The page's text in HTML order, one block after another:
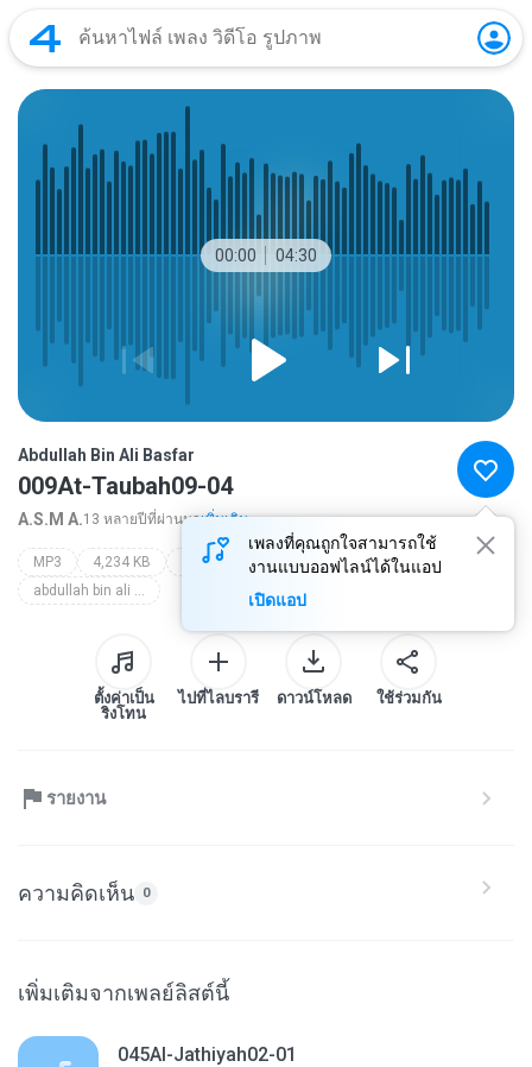
00:00 04:30
เพลงที่คุณถูกใจสามารถใช้
งานแบบออฟไลน์ได้ในแอป
เปิดแอป
Abdullah Bin Ali Basfar
009At-Taubah09-04
A.S.M A.13 หลายปีที่ผ่านมาเพิ่มเติม...
MP3 4,234 KB Other
joz(10) hezb(20)1/4page194-19
abdullah bin ali basfar
ตั้งค่าเป็น
ริงโทน
ไปที่ไลบรารี ดาวน์โหลด ใช้ร่วมกัน
รายงาน
ความคิดเห็น 0
เพิ่มเติมจากเพลย์ลิสต์นี้
045Al-Jathiyah02-01